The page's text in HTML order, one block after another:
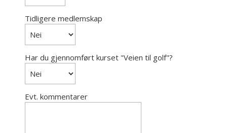
Tidligere medlemskap
Har du gjennomført kurset "Veien til golf"?
Evt. kommentarer